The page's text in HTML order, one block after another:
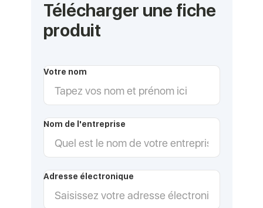
Télécharger une fiche
produit
Votre nom
Nom de l'entreprise
Adresse électronique